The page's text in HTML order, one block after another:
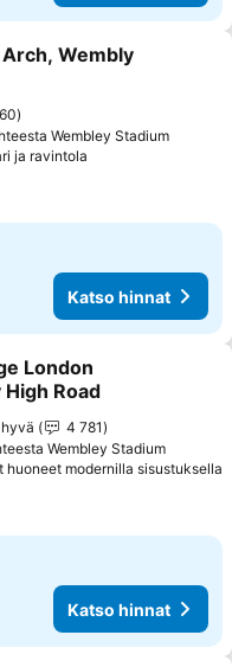
suosikkeihin
Arch, Wembly
Wembley Stadium
ja ravintola
Katso hinnat
London
Road
4 781
Wembley Stadium
huoneet modernilla sisustuksella
Katso hinnat